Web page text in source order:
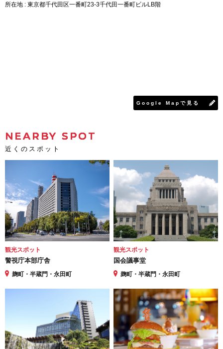
Google Mapで見る
所在地 : 東京都千代田区一番町23-3千代田一番町ビルLB階
NEARBY SPOT
近くのスポット
観光スポット
警視庁本部庁舎
麹町・半蔵門・永田町
観光スポット
国会議事堂
麹町・半蔵門・永田町